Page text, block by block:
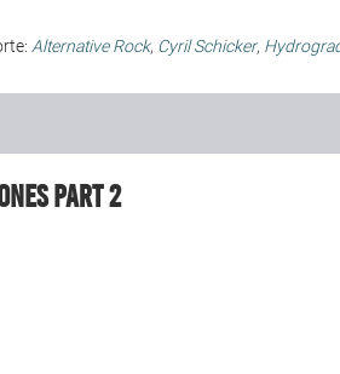
Alternative Rock, Cyril Schicker,
Part 2